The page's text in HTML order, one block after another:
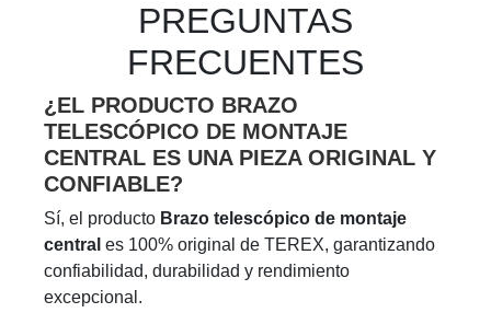
PREGUNTAS
FRECUENTES
¿EL PRODUCTO BRAZO
TELESCÓPICO DE MONTAJE
CENTRAL ES UNA PIEZA ORIGINAL Y
CONFIABLE?
Sí, el producto Brazo telescópico de montaje
central es 100% original de TEREX, garantizando
confiabilidad, durabilidad y rendimiento
excepcional.